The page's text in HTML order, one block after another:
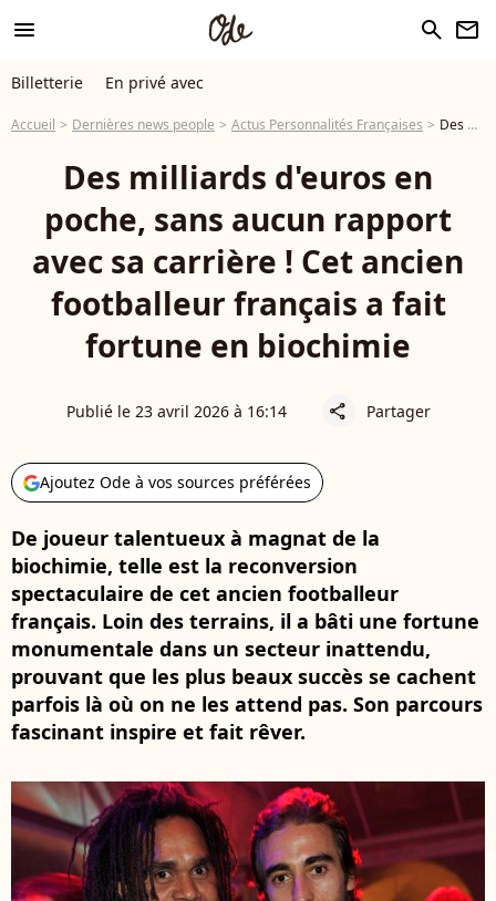
menu search newsletter
Billetterie En privé avec
Accueil Dernières news people Actus Personnalités Françaises Des milliards d'euros en poche, sans aucun rapport avec sa carrière ! Cet ancien footballeur français a fait fortune en biochimie
Des milliards d'euros en
poche, sans aucun rapport
avec sa carrière ! Cet ancien
footballeur français a fait
fortune en biochimie
Publié le 23 avril 2026 à 16:14 share Partager
Ajoutez Ode à vos sources préférées
De joueur talentueux à magnat de la
biochimie, telle est la reconversion
spectaculaire de cet ancien footballeur
français. Loin des terrains, il a bâti une fortune
monumentale dans un secteur inattendu,
prouvant que les plus beaux succès se cachent
parfois là où on ne les attend pas. Son parcours
fascinant inspire et fait rêver.